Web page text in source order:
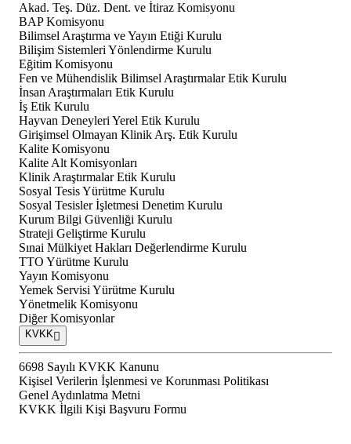
Akad. Teş. Düz. Dent. ve İtiraz Komisyonu
BAP Komisyonu
Bilimsel Araştırma ve Yayın Etiği Kurulu
Bilişim Sistemleri Yönlendirme Kurulu
Eğitim Komisyonu
Fen ve Mühendislik Bilimsel Araştırmalar Etik Kurulu
İnsan Araştırmaları Etik Kurulu
İş Etik Kurulu
Hayvan Deneyleri Yerel Etik Kurulu
Girişimsel Olmayan Klinik Arş. Etik Kurulu
Kalite Komisyonu
Kalite Alt Komisyonları
Klinik Araştırmalar Etik Kurulu
Sosyal Tesis Yürütme Kurulu
Sosyal Tesisler İşletmesi Denetim Kurulu
Kurum Bilgi Güvenliği Kurulu
Strateji Geliştirme Kurulu
Sınai Mülkiyet Hakları Değerlendirme Kurulu
TTO Yürütme Kurulu
Yayın Komisyonu
Yemek Servisi Yürütme Kurulu
Yönetmelik Komisyonu
Diğer Komisyonlar
KVKK
6698 Sayılı KVKK Kanunu
Kişisel Verilerin İşlenmesi ve Korunması Politikası
Genel Aydınlatma Metni
KVKK İlgili Kişi Başvuru Formu